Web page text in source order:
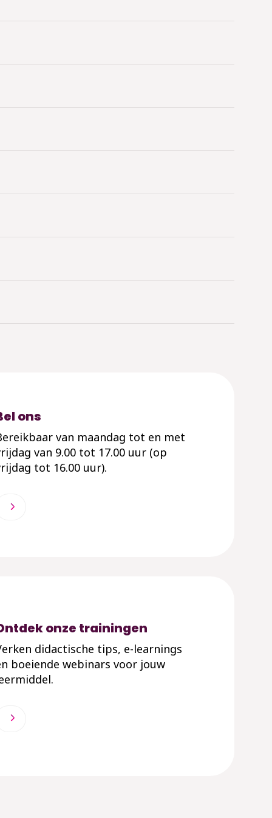
ons
van maandag tot en met
van 9.00 tot 17.00 uur (op
tot 16.00 uur).
onze trainingen
didactische tips, e-learnings
boeiende webinars voor jouw